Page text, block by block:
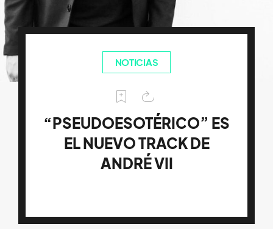
NOTICIAS
“PSEUDOESOTÉRICO” ES
EL NUEVO TRACK DE
ANDRÉ VII